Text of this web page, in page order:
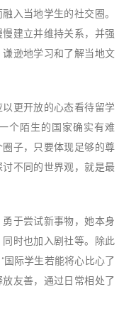
入当地学生的社交圈。
建立并维持关系，并强
逊地学习和了解当地文
更开放的心态看待留学
个陌生的国家确实有难
子，只要体现足够的尊
不同的世界观，就是最
于尝试新事物，她本身
时也加入剧社等。除此
国际学生若能将心比心了
友善，通过日常相处了